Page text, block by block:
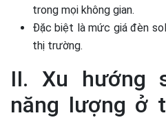
trong mọi không gian.
Đặc biệt là mức giá đèn
thị trường.
II. Xu hướng
năng lượng ở